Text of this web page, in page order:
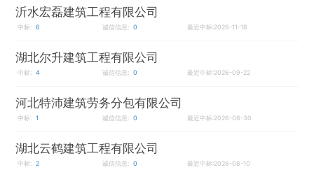
沂水宏磊建筑工程有限公司
中标: 6 诚信信息: 0 最近中标:2026-11-18
湖北尔升建筑工程有限公司
中标: 4 诚信信息: 0 最近中标:2026-09-22
河北特沛建筑劳务分包有限公司
中标: 1 诚信信息: 0 最近中标:2026-08-30
湖北云鹤建筑工程有限公司
中标: 2 诚信信息: 0 最近中标:2026-08-10